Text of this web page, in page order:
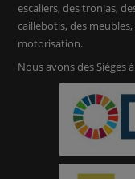
escaliers, des tronjas,
caillebotis, des
motorisation.
Nous avons des Sièges